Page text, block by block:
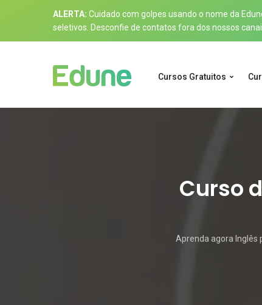
ALERTA: Cuidado com golpes usando o nome da
seletivos. Desconfie de contatos fora dos nossos
Cursos Gratuitos
Curso
Aprenda agora Inglês